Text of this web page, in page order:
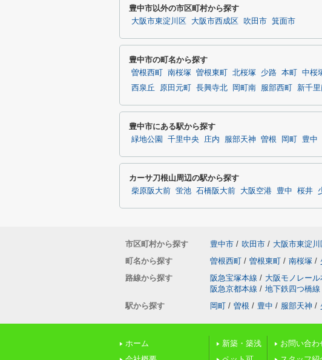
豊中市以外の市区町村から探す
大阪市東淀川区 大阪市西成区 吹田市 箕面市
豊中市の町名から探す
曽根西町 南桜塚 曽根東町 北桜塚 少路 本町 中桜
西泉丘
原田元町 長興寺北 岡町南 服部西町 新千里
豊中市にある駅から探す
緑地公園 千里中央 庄内 服部天神 曽根 岡町 豊中
カーサ刀根山周辺の駅から探す
柴原阪大前 蛍池 石橋阪大前 大阪空港 豊中 桜井
市区町村から探す 豊中市 / 吹田市 / 大阪市東淀川
町名から探す
曽根西町 / 曽根東町 / 南桜塚 /
路線から探す
阪急宝塚本線 / 大阪モノレール
阪急京都本線 / 地下鉄四つ橋線
駅から探す
岡町 / 曽根 / 豊中 / 服部天神 /
ホーム
新築・築浅
お問い合わ